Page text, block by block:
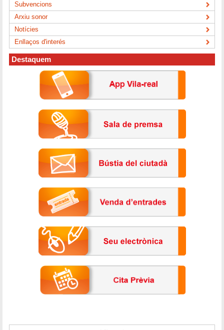
Subvencions
Arxiu sonor
Notícies
Enllaços d'interés
Destaquem